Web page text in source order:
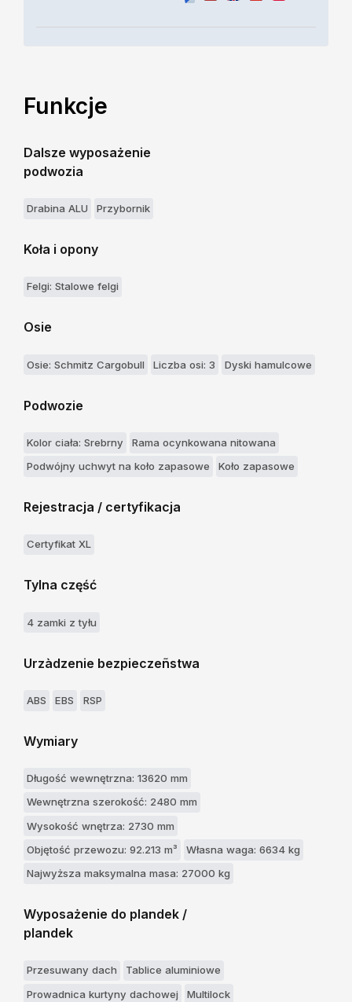
Funkcje
Dalsze wyposażenie
podwozia
Drabina ALU Przybornik
Koła i opony
Felgi: Stalowe felgi
Osie
Osie: Schmitz Cargobull Liczba osi: 3 Dyski hamulcowe
Podwozie
Kolor ciała: Srebrny
Rama ocynkowana nitowana
Podwójny uchwyt na koło zapasowe
Koło zapasowe
Rejestracja / certyfikacja
Certyfikat XL
Tylna część
4 zamki z tyłu
Urzàdzenie bezpieczeñstwa
ABS EBS RSP
Wymiary
Długość wewnętrzna: 13620 mm
Wewnętrzna szerokość: 2480 mm
Wysokość wnętrza: 2730 mm
Objętość przewozu: 92.213 m³
Własna waga: 6634 kg
Najwyższa maksymalna masa: 27000 kg
Wyposażenie do plandek /
plandek
Przesuwany dach
Tablice aluminiowe
Prowadnica kurtyny dachowej
Multilock